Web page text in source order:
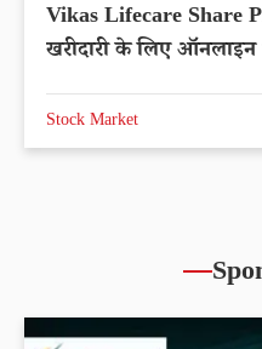
Vikas Lifecare Share
खरीदारी के लिए
Stock Market